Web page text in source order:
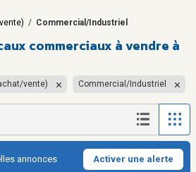
/ Commercial/Industriel
commerciaux à vendre à
vente) Commercial/Industriel
annonces Activer une alerte